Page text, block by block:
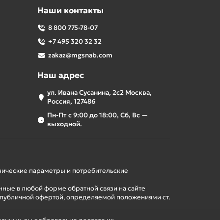
Наши контакты
8 800 775-78-07
+7 495 320 32 32
zakaz@mgsnab.com
Наш адрес
ул. Ивана Сусанина, 2с2 Москва,
Россия, 127486
Пн-Пт с 9:00 до 18:00, Сб, Вс —
выходной.
параметры и потребительские
в любой форме обратной связи на сайте
офертой, определяемой положениями ст.